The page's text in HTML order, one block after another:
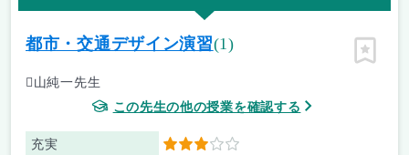
都市・交通デザイン演習(1)
山純一先生
この先生の他の授業を確認する
充実 3
ピン留